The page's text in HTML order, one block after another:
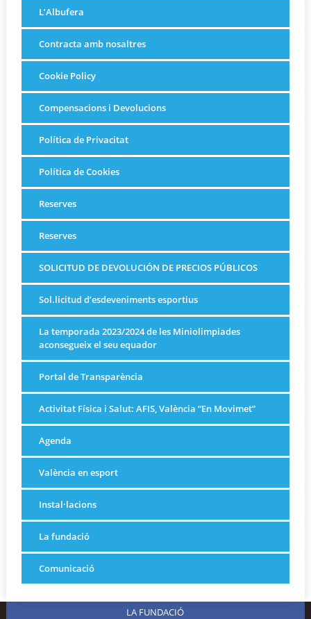
L’Albufera
Contracta amb nosaltres
Cookie Policy
Compensacions i Devolucions
Política de Privacitat
Política de Cookies
Reserves
Reserves
SOLICITUD DE DEVOLUCIÓN DE PRECIOS PÚBLICOS
Sol.licitud d’esdeveniments esportius
La temporada 2023/2024 de les Miniolimpiades
aconsegueix el seu equador
Portal de Transparència
Activitat Física i Salut: AFIS, València “En Movimet”
Agenda
València en esport
Instal·lacions
La fundació
Comunicació
LA FUNDACIÓ